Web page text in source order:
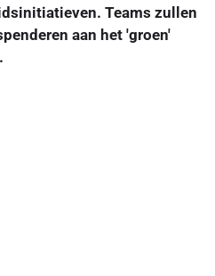
Teams zullen
aan het 'groen'